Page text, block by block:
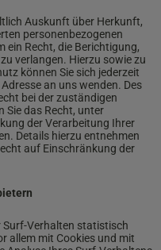
Auskunft über Herkunft,
personenbezogenen
ein Recht, die Berichtigung,
verlangen. Hierzu sowie zu
können Sie sich jederzeit
an uns wenden. Des
bei der zuständigen
Sie das Recht, unter
der Verarbeitung Ihrer
Details hierzu entnehmen
auf Einschränkung der
Surf-Verhalten statistisch
allem mit Cookies und mit